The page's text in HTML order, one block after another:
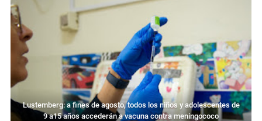
Lustemberg: a fines de agosto, todos los niños y adolescentes de
9 a15 años accederán a vacuna contra meningococo